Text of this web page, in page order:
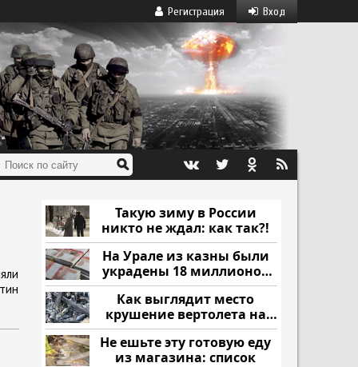
Вход
Регистрация
Такую зиму в России
никто не ждал: как так?!
На Урале из казны были
украдены 18 миллионов
рублей
Как выглядит место
крушение вертолета на
Кавказе: смотреть
Не ешьте эту готовую еду
из магазина: список